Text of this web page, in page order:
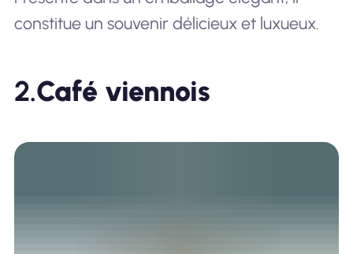
constitue un souvenir délicieux et luxueux.
2.Café viennois